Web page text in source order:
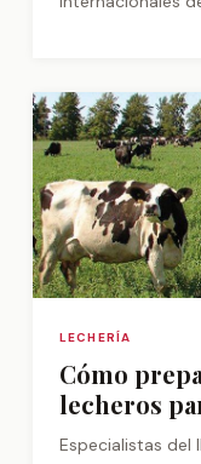
LECHERÍA
Cómo
lecheros
Especialistas del